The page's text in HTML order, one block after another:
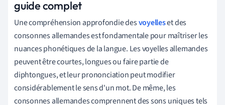
guide complet
Une compréhension approfondie desvoyelleset des
consonnes allemandes est fondamentale pour maîtriser les
nuances phonétiques de la langue. Les voyelles allemandes
peuvent être courtes, longues ou faire partie de
diphtongues, et leur prononciation peut modifier
considérablement le sens d'un mot. De même, les
consonnes allemandes comprennent des sons uniques tels